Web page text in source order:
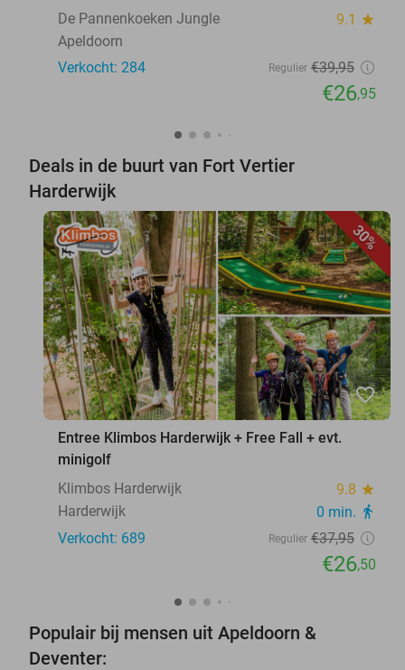
De Pannenkoeken Jungle
9.1 star
Apeldoorn
Verkocht: 284
Regulier €39,95
€26,95
Deals in de buurt van Fort Vertier
Harderwijk
30%
favorite_border
Entree Klimbos Harderwijk + Free Fall + evt.
minigolf
Klimbos Harderwijk
9.8 star
Harderwijk 0 min. directions_walk
Verkocht: 689 Regulier €37,95
€26,50
Populair bij mensen uit Apeldoorn &
Deventer: